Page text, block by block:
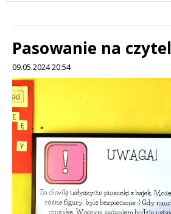
Pasowanie na
09.05.2024 20:54